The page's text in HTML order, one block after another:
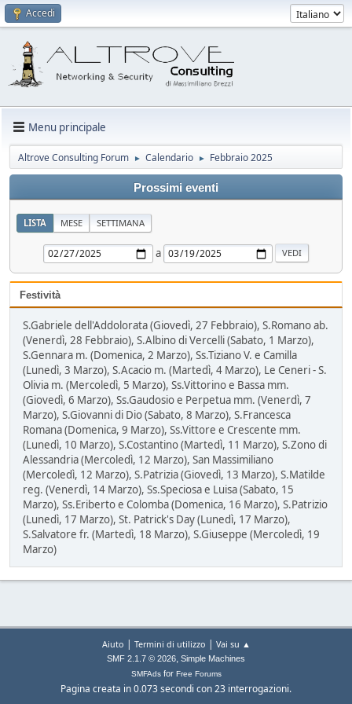
Accedi
Menu principale
Altrove Consulting Forum ► Calendario ► Febbraio 2025
Prossimi eventi
LISTA MESE SETTIMANA
a
Festività
S.Gabriele dell'Addolorata (Giovedì, 27 Febbraio), S.Romano ab.
(Venerdì, 28 Febbraio), S.Albino di Vercelli (Sabato, 1 Marzo),
S.Gennara m. (Domenica, 2 Marzo), Ss.Tiziano V. e Camilla
(Lunedì, 3 Marzo), S.Acacio m. (Martedì, 4 Marzo), Le Ceneri - S.
Olivia m. (Mercoledì, 5 Marzo), Ss.Vittorino e Bassa mm.
(Giovedì, 6 Marzo), Ss.Gaudosio e Perpetua mm. (Venerdì, 7
Marzo), S.Giovanni di Dio (Sabato, 8 Marzo), S.Francesca
Romana (Domenica, 9 Marzo), Ss.Vittore e Crescente mm.
(Lunedì, 10 Marzo), S.Costantino (Martedì, 11 Marzo), S.Zono di
Alessandria (Mercoledì, 12 Marzo), San Massimiliano
(Mercoledì, 12 Marzo), S.Patrizia (Giovedì, 13 Marzo), S.Matilde
reg. (Venerdì, 14 Marzo), Ss.Speciosa e Luisa (Sabato, 15
Marzo), Ss.Eriberto e Colomba (Domenica, 16 Marzo), S.Patrizio
(Lunedì, 17 Marzo), St. Patrick's Day (Lunedì, 17 Marzo),
S.Salvatore fr. (Martedì, 18 Marzo), S.Giuseppe (Mercoledì, 19
Marzo)
Aiuto | Termini di utilizzo | Vai su ▲
SMF 2.1.7 © 2026, Simple Machines
SMFAdsfor Free Forums
Pagina creata in 0.073 secondi con 23 interrogazioni.